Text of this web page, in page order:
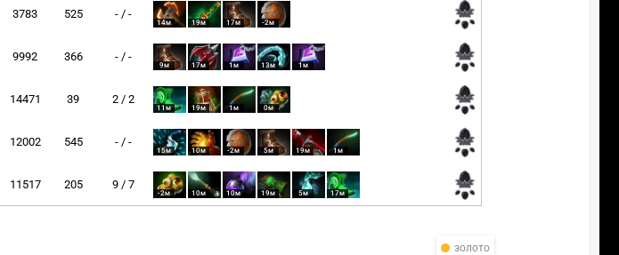
3783 525 - / -
14м 19м 17м -2м
9992 366 - / -
9м 17м 1м 13м 1м
14471 39 2 / 2
11м 19м 1м 0м
12002 545 - / -
15м 10м -2м 5м 19м 1м
11517 205 9 / 7
-2м 10м 10м 19м 5м 17м
золото